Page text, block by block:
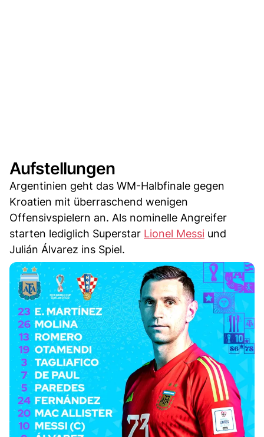
Aufstellungen
Argentinien geht das WM-Halbfinale gegen
Kroatien mit überraschend wenigen
Offensivspielern an. Als nominelle Angreifer
starten lediglich Superstar Lionel Messi und
Julián Álvarez ins Spiel.